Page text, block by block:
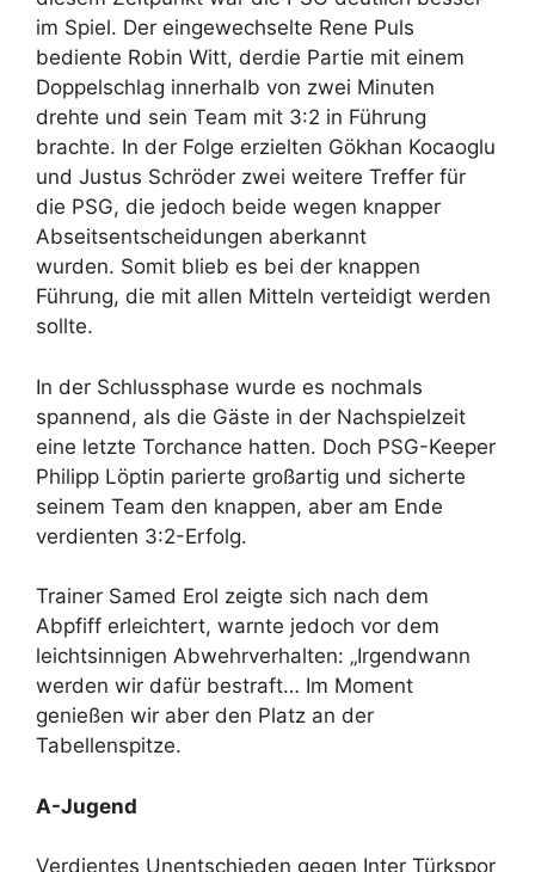
im Spiel. Der eingewechselte Rene Puls
bediente Robin Witt, derdie Partie mit einem
Doppelschlag innerhalb von zwei Minuten
drehte und sein Team mit 3:2 in Führung
brachte. In der Folge erzielten Gökhan Kocaoglu
und Justus Schröder zwei weitere Treffer für
die PSG, die jedoch beide wegen knapper
Abseitsentscheidungen aberkannt
wurden. Somit blieb es bei der knappen
Führung, die mit allen Mitteln verteidigt werden
sollte.
In der Schlussphase wurde es nochmals
spannend, als die Gäste in der Nachspielzeit
eine letzte Torchance hatten. Doch PSG-Keeper
Philipp Löptin parierte großartig und sicherte
seinem Team den knappen, aber am Ende
verdienten 3:2-Erfolg.
Trainer Samed Erol zeigte sich nach dem
Abpfiff erleichtert, warnte jedoch vor dem
leichtsinnigen Abwehrverhalten: „Irgendwann
werden wir dafür bestraft… Im Moment
genießen wir aber den Platz an der
Tabellenspitze.
A-Jugend
Verdientes Unentschieden gegen Inter Türkspor